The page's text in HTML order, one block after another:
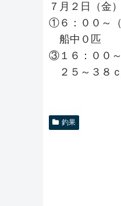
７月２日（金）
①６：００～
船中０匹
③１６：００
２５～３８
釣果